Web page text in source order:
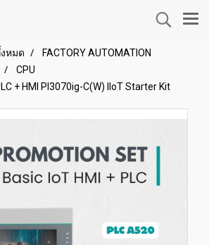
หมด
FACTORY AUTOMATION
CPU
+ HMI PI3070ig-C(W) IIoT Starter Kit